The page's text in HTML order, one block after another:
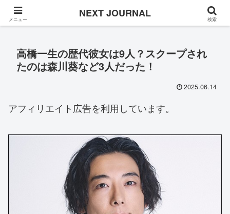
Once in a while
高橋一生の歴代彼女は9人？スクープされ
たのは森川葵など3人だった！
2025.06.14
アフィリエイト広告を利用しています。
メニュー NEXT JOURNAL 検索